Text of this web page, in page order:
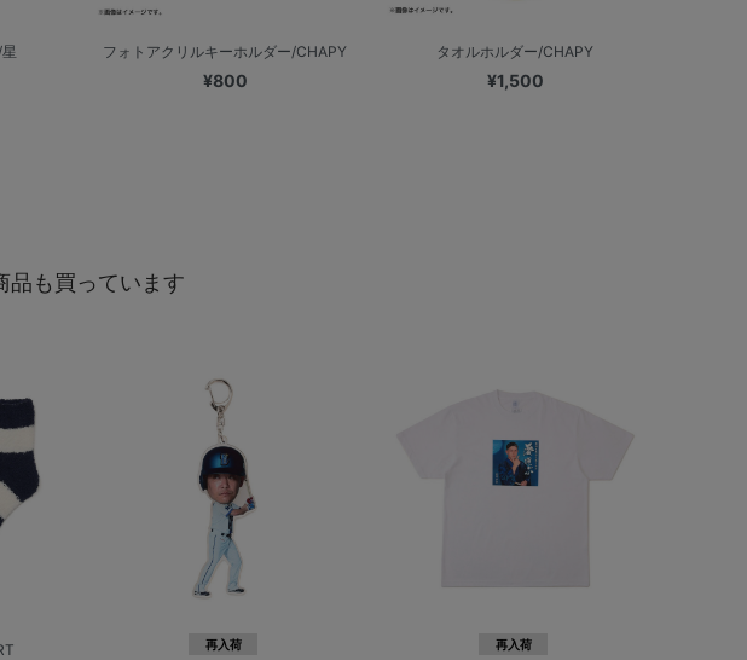
フォトアクリルキーホルダー/CHAPY
¥800
タオルホルダー/CHAPY
¥1,500
品も買っています
再入荷 再入荷